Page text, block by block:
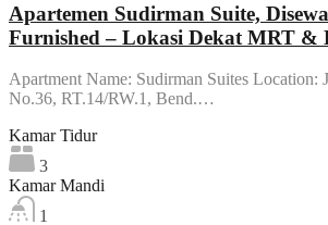
Apartemen Sudirman Suite,
Furnished – Lokasi Dekat MRT &
Apartment Name: Sudirman Suites Location:
No.36, RT.14/RW.1, Bend.…
Kamar Tidur
3
Kamar Mandi
1